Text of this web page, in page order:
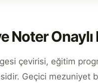
Noter
çevirisi, eğitim
Geçici mezuniyet